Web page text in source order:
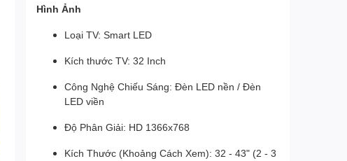
Hình Ảnh
Loại TV: Smart LED
Kích thước TV: 32 Inch
Công Nghệ Chiếu Sáng: Đèn LED nền / Đèn
LED viền
Độ Phân Giải: HD 1366x768
Kích Thước (Khoảng Cách Xem): 32 - 43" (2 - 3